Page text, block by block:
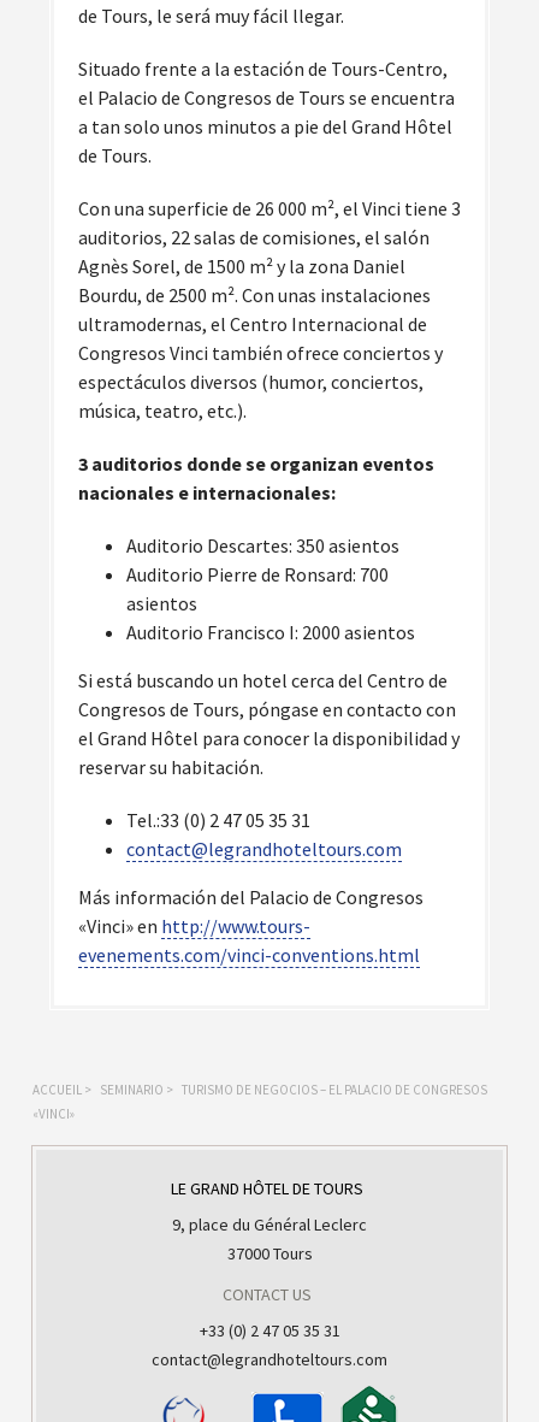
de Tours, le será muy fácil llegar.
Situado frente a la estación de Tours-Centro,
el Palacio de Congresos de Tours se encuentra
a tan solo unos minutos a pie del Grand Hôtel
de Tours.
Con una superficie de 26 000 m², el Vinci tiene 3
auditorios, 22 salas de comisiones, el salón
Agnès Sorel, de 1500 m² y la zona Daniel
Bourdu, de 2500 m². Con unas instalaciones
ultramodernas, el Centro Internacional de
Congresos Vinci también ofrece conciertos y
espectáculos diversos (humor, conciertos,
música, teatro, etc.).
3 auditorios donde se organizan eventos
nacionales e internacionales:
Auditorio Descartes: 350 asientos
Auditorio Pierre de Ronsard: 700
asientos
Auditorio Francisco I: 2000 asientos
Si está buscando un hotel cerca del Centro de
Congresos de Tours, póngase en contacto con
el Grand Hôtel para conocer la disponibilidad y
reservar su habitación.
Tel.:33 (0) 2 47 05 35 31
contact@legrandhoteltours.com
Más información del Palacio de Congresos
«Vinci» en http://www.tours-
evenements.com/vinci-conventions.html
ACCUEIL > SEMINARIO > TURISMO DE NEGOCIOS – EL PALACIO DE CONGRESOS
«VINCI»
LE GRAND HÔTEL DE TOURS
9, place du Général Leclerc
37000 Tours
CONTACT US
+33 (0) 2 47 05 35 31
contact@legrandhoteltours.com